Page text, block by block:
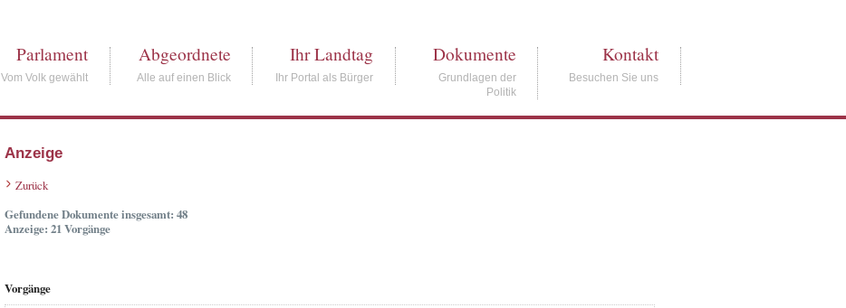
Parlament
Vom Volk gewählt
Abgeordnete
Alle auf einen Blick
Ihr Landtag
Ihr Portal als Bürger
Dokumente
Grundlagen der
Politik
Kontakt
Besuchen Sie uns
Anzeige
Zurück
Gefundene Dokumente insgesamt: 48
Anzeige: 21 Vorgänge
Vorgänge